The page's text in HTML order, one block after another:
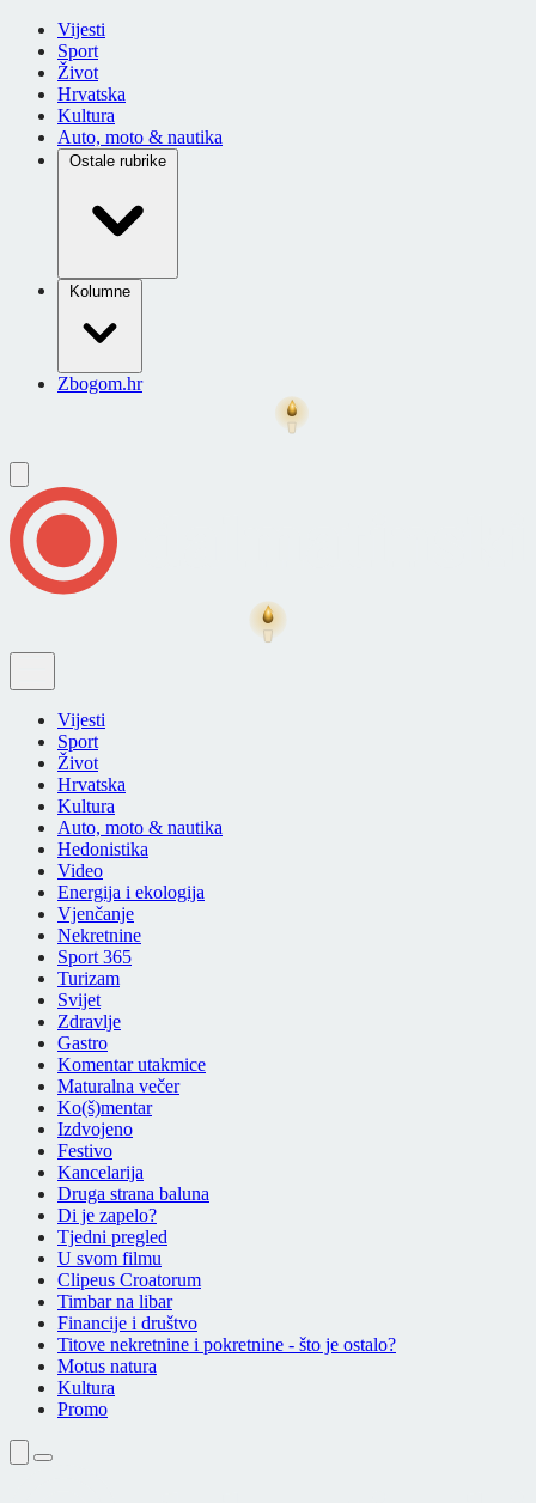
Vijesti
Sport
Život
Hrvatska
Kultura
Auto, moto & nautika
Ostale rubrike
Kolumne
Zbogom.hr
Vijesti
Sport
Život
Hrvatska
Kultura
Auto, moto & nautika
Hedonistika
Video
Energija i ekologija
Vjenčanje
Nekretnine
Sport 365
Turizam
Svijet
Zdravlje
Gastro
Komentar utakmice
Maturalna večer
Ko(š)mentar
Izdvojeno
Festivo
Kancelarija
Druga strana baluna
Di je zapelo?
Tjedni pregled
U svom filmu
Clipeus Croatorum
Timbar na libar
Financije i društvo
Titove nekretnine i pokretnine - što je ostalo?
Motus natura
Kultura
Promo